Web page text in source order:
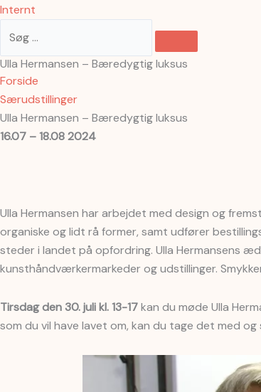
Internt
Ulla Hermansen – Bæredygtig luksus
Forside
Særudstillinger
Ulla Hermansen – Bæredygtig luksus
16.07 – 18.08 2024
Ulla Hermansen har arbejdet med design og
organiske og lidt rå former, samt udfører
steder i landet på opfordring. Ulla Hermansens
kunsthåndværkermarkeder og udstillinger.
Tirsdag den 30. juli kl. 13-17kan du møde Ulla
som du vil have lavet om, kan du tage det med